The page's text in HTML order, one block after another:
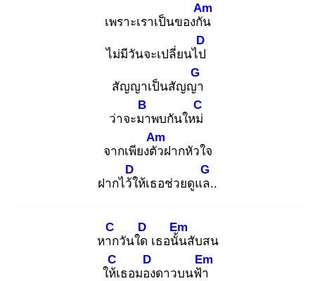
เพราะเราเป็นของกัน
Am
ไม่มีวันจะเปลี่ยนไป
D
สัญญาเป็นสัญญา
G
ว่าจะมา
B
พบกันใหม่
C
จากเพียงตัว
Am
ฝากหัวใจ
ฝากไว้ใ
D
ห้เธอช่วยดูแล.
G
.
หาก
C
วันใด
D
เธอนั้น
Em
สับสน
ให้เ
C
ธอมอง
D
ดาวบนฟ้า
Em